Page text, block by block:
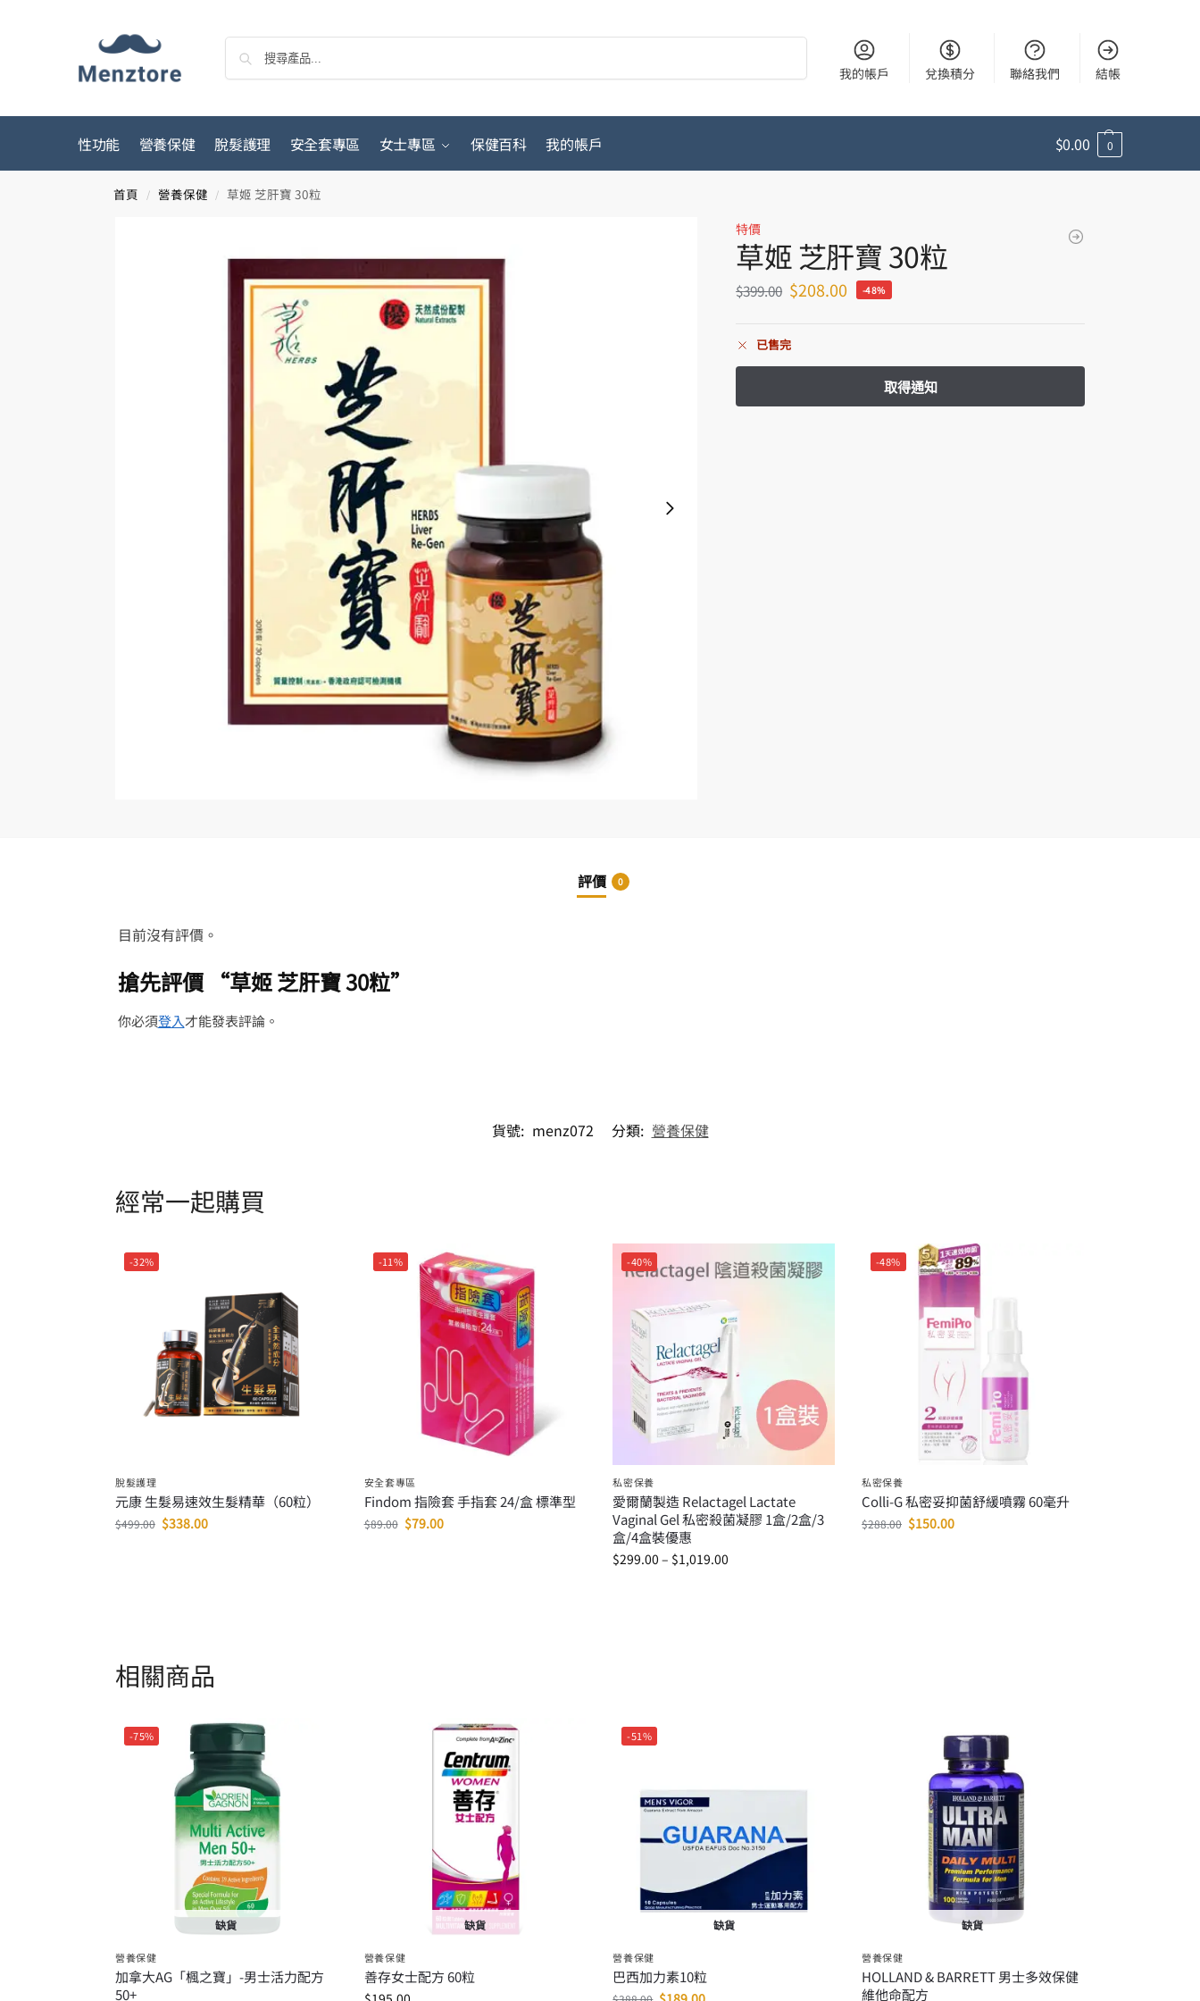
我的帳戶 兌換積分 聯絡我們 結帳
性功能 營養保健 脫髮護理 安全套專區 女士專區 保健百科 我的帳戶 $0.00 0
首頁 / 營養保健 / 草姬 芝肝寶 30粒
特價
草姬 芝肝寶 30粒
$399.00 $208.00 -48%
已售完
評價 0
目前沒有評價。
搶先評價 “草姬 芝肝寶 30粒”
你必須登入才能發表評論。
貨號: menz072 分類: 營養保健
經常一起購買
-32%
脫髮護理
元康 生髮易速效生髮精華（60粒）
$499.00 $338.00
-11%
安全套專區
Findom 指險套 手指套 24/盒 標準型
$89.00 $79.00
-40%
私密保養
愛爾蘭製造 Relactagel Lactate
Vaginal Gel 私密殺菌凝膠 1盒/2盒/3
盒/4盒裝優惠
$299.00 – $1,019.00
-48%
私密保養
Colli-G 私密妥抑菌舒緩噴霧 60毫升
$288.00 $150.00
相關商品
-75%
缺貨
營養保健
加拿大AG「楓之寶」-男士活力配方
50+
缺貨
營養保健
善存女士配方 60粒
-51%
缺貨
營養保健
巴西加力素10粒
缺貨
營養保健
HOLLAND & BARRETT 男士多效保健
維他命配方